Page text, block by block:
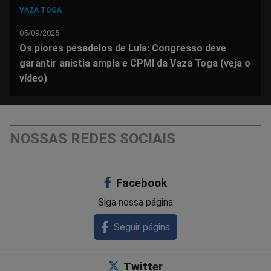
VAZA TOGA
05/09/2025
Os piores pesadelos de Lula: Congresso deve
garantir anistia ampla e CPMI da Vaza Toga (veja o
vídeo)
NOSSAS REDES SOCIAIS
Facebook
Siga nossa página
Seguir página
Twitter